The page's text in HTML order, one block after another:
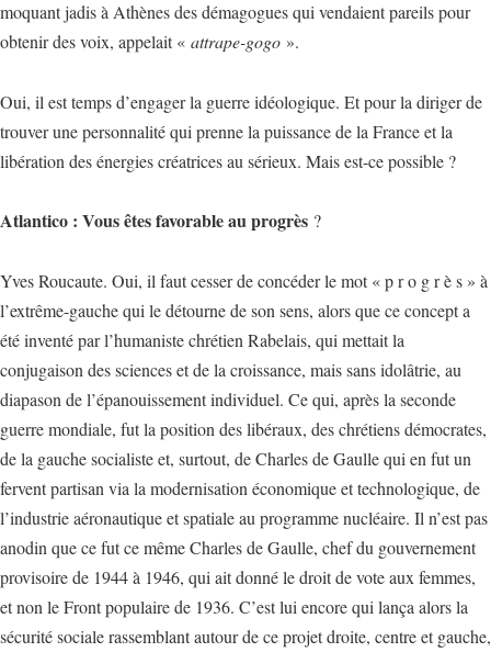
moquant jadis à Athènes des démagogues qui vendaient pareils pour
obtenir des voix, appelait « attrape-gogo ».
Oui, il est temps d’engager la guerre idéologique. Et pour la diriger de
trouver une personnalité qui prenne la puissance de la France et la
libération des énergies créatrices au sérieux. Mais est-ce possible ?
Atlantico : Vous êtes favorable au progrès ?
Yves Roucaute. Oui, il faut cesser de concéder le mot « p r o g r è s » à
l’extrême-gauche qui le détourne de son sens, alors que ce concept a
été inventé par l’humaniste chrétien Rabelais, qui mettait la
conjugaison des sciences et de la croissance, mais sans idolâtrie, au
diapason de l’épanouissement individuel. Ce qui, après la seconde
guerre mondiale, fut la position des libéraux, des chrétiens démocrates,
de la gauche socialiste et, surtout, de Charles de Gaulle qui en fut un
fervent partisan via la modernisation économique et technologique, de
l’industrie aéronautique et spatiale au programme nucléaire. Il n’est pas
anodin que ce fut ce même Charles de Gaulle, chef du gouvernement
provisoire de 1944 à 1946, qui ait donné le droit de vote aux femmes,
et non le Front populaire de 1936. C’est lui encore qui lança alors la
sécurité sociale rassemblant autour de ce projet droite, centre et gauche,